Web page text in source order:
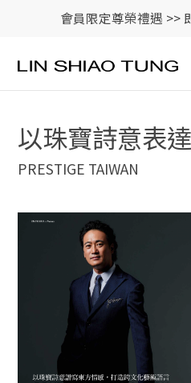
會員限定尊榮禮遇 >>
以珠寶詩意表
PRESTIGE TAIWAN